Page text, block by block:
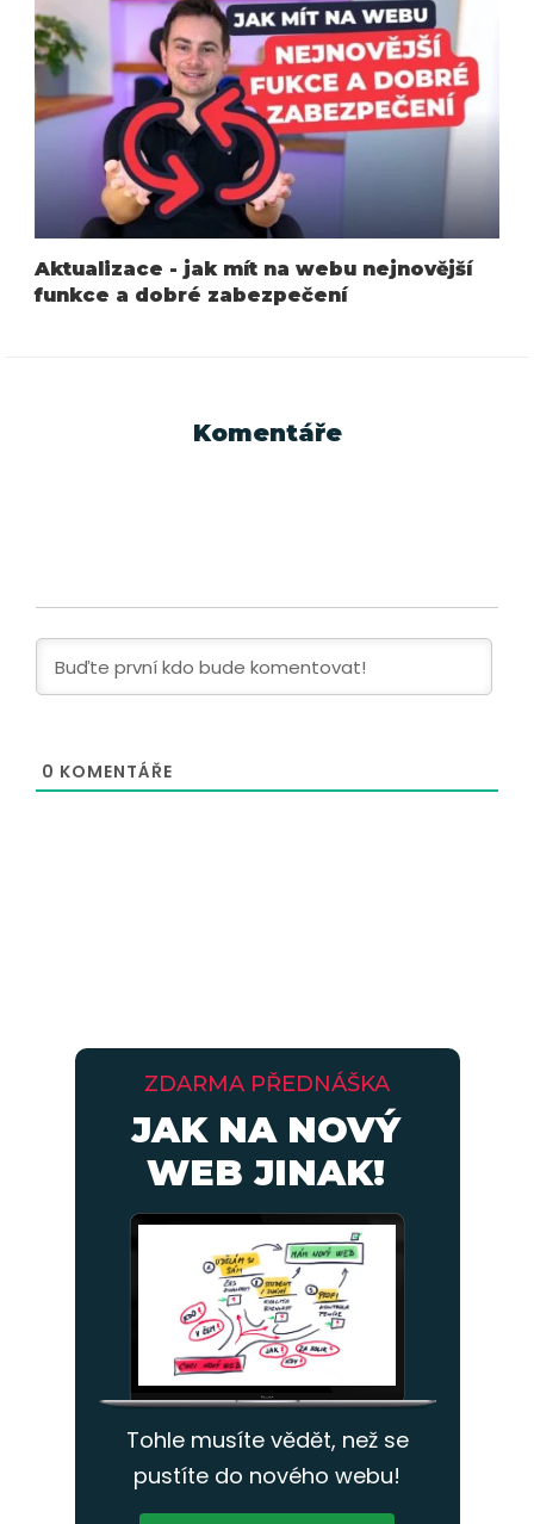
Aktualizace - jak mít na webu nejnovější
funkce a dobré zabezpečení
Komentáře
0 KOMENTÁŘE
ZDARMA PŘEDNÁŠKA
JAK NA NOVÝ
WEB JINAK!
Tohle musíte vědět, než se
pustíte do nového webu!